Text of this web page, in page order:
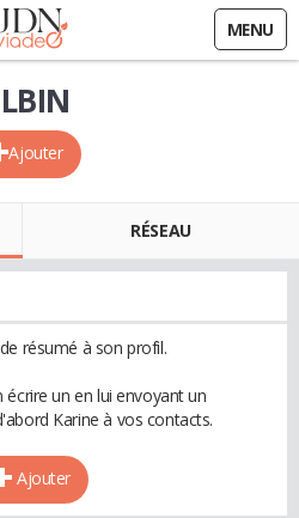
MENU
Ajouter
RÉSEAU
résumé à son profil.
un en lui envoyant un
Karine à vos contacts.
Ajouter